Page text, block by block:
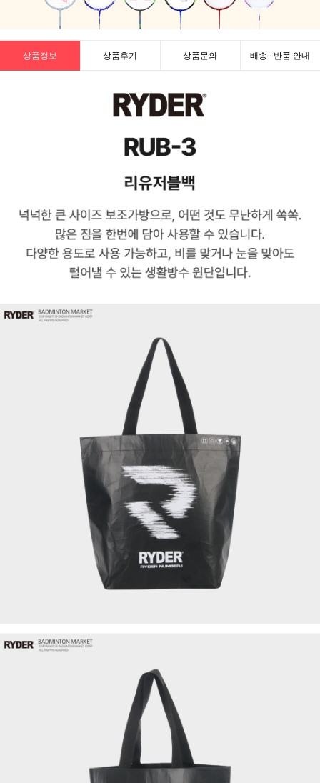
상품정보 상품후기 상품문의 배송 · 반품 안내